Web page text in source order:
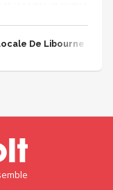
De Libourne